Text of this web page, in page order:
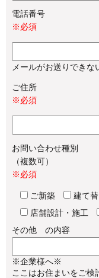
電話番号
※必須
メールがお送りできな
ご住所
※必須
お問い合わせ種別
（複数可）
※必須
ご新築 建て替
店舗設計・施工
その他 の内容
※企業様へ※
ここはお住まいをご検